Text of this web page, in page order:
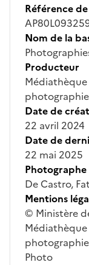
Référence
Nom de la
Producteur
photographie
Date de
22 avril 2024
Date de
22 mai 2025
Photographe
De Castro,
Mentions
© Ministère
Photo